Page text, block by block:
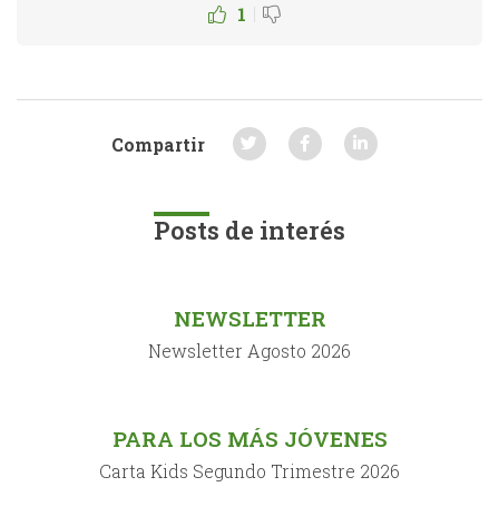
1 |
Compartir
Posts de interés
NEWSLETTER
Newsletter Agosto 2026
PARA LOS MÁS JÓVENES
Carta Kids Segundo Trimestre 2026